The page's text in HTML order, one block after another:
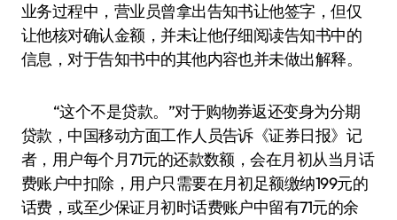
业务过程中，营业员曾拿出告知书让他签字，但仅
让他核对确认金额，并未让他仔细阅读告知书中的
信息，对于告知书中的其他内容也并未做出解释。
“这个不是贷款。”对于购物券返还变身为分期
贷款，中国移动方面工作人员告诉《证券日报》记
者，用户每个月71元的还款数额，会在月初从当月话
费账户中扣除，用户只需要在月初足额缴纳199元的
话费，或至少保证月初时话费账户中留有71元的余